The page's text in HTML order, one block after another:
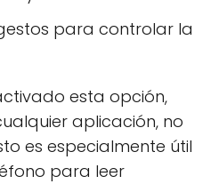
para controlar la
esta opción,
aplicación, no
es especialmente útil
para leer